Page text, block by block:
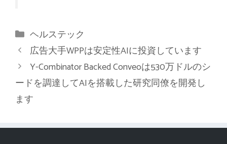
カ
テ
ゴ
リ
ー
ヘルステック
広告大手WPPは安定性AIに投資しています
Y-Combinator Backed Conveoは530万ドルのシ
ードを調達してAIを搭載した研究同僚を開発し
ます